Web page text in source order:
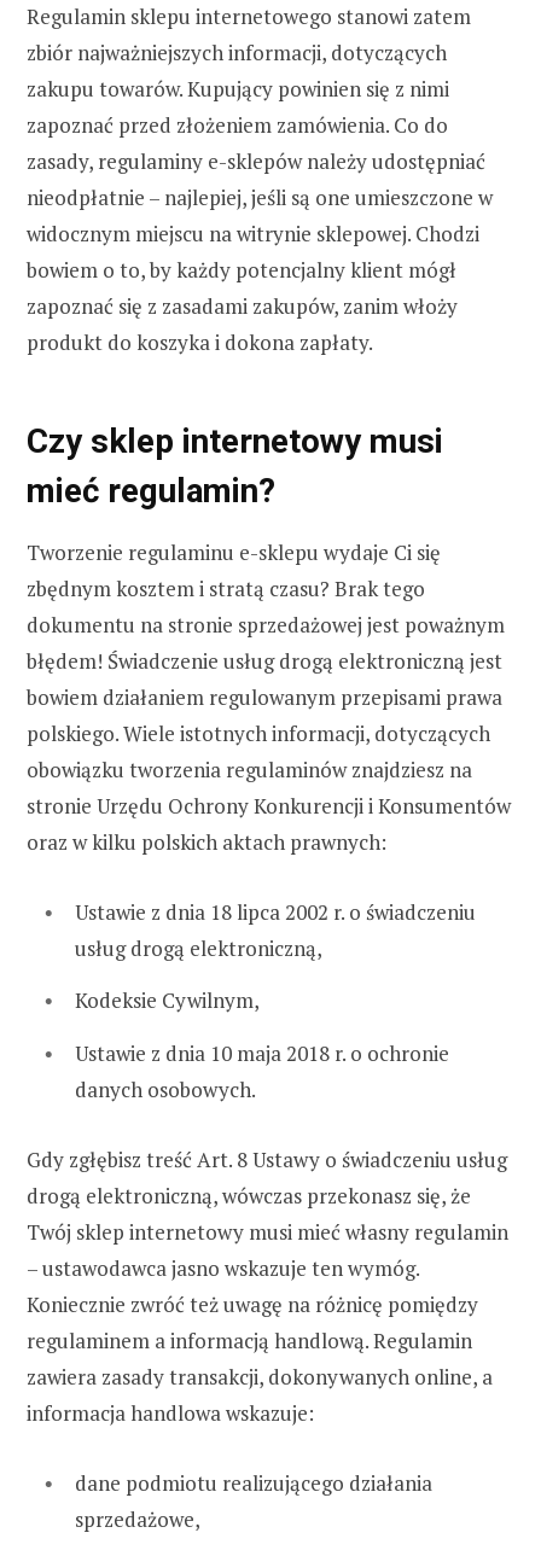
Regulamin sklepu internetowego stanowi zatem
zbiór najważniejszych informacji, dotyczących
zakupu towarów. Kupujący powinien się z nimi
zapoznać przed złożeniem zamówienia. Co do
zasady, regulaminy e-sklepów należy udostępniać
nieodpłatnie – najlepiej, jeśli są one umieszczone w
widocznym miejscu na witrynie sklepowej. Chodzi
bowiem o to, by każdy potencjalny klient mógł
zapoznać się z zasadami zakupów, zanim włoży
produkt do koszyka i dokona zapłaty.
Czy sklep internetowy musi
mieć regulamin?
Tworzenie regulaminu e-sklepu wydaje Ci się
zbędnym kosztem i stratą czasu? Brak tego
dokumentu na stronie sprzedażowej jest poważnym
błędem! Świadczenie usług drogą elektroniczną jest
bowiem działaniem regulowanym przepisami prawa
polskiego. Wiele istotnych informacji, dotyczących
obowiązku tworzenia regulaminów znajdziesz na
stronie Urzędu Ochrony Konkurencji i Konsumentów
oraz w kilku polskich aktach prawnych:
Ustawie z dnia 18 lipca 2002 r. o świadczeniu
usług drogą elektroniczną,
Kodeksie Cywilnym,
Ustawie z dnia 10 maja 2018 r. o ochronie
danych osobowych.
Gdy zgłębisz treść Art. 8 Ustawy o świadczeniu usług
drogą elektroniczną, wówczas przekonasz się, że
Twój sklep internetowy musi mieć własny regulamin
– ustawodawca jasno wskazuje ten wymóg.
Koniecznie zwróć też uwagę na różnicę pomiędzy
regulaminem a informacją handlową. Regulamin
zawiera zasady transakcji, dokonywanych online, a
informacja handlowa wskazuje:
dane podmiotu realizującego działania
sprzedażowe,